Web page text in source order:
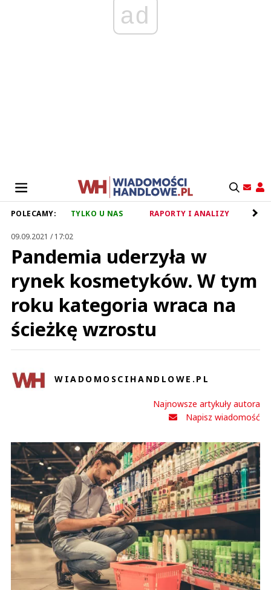
ad
POLECAMY: TYLKO U NAS RAPORTY I ANALIZY
09.09.2021 / 17:02
Pandemia uderzyła w
rynek kosmetyków. W tym
roku kategoria wraca na
ścieżkę wzrostu
WIADOMOSCIHANDLOWE.PL
Najnowsze artykuły autora
Napisz wiadomość